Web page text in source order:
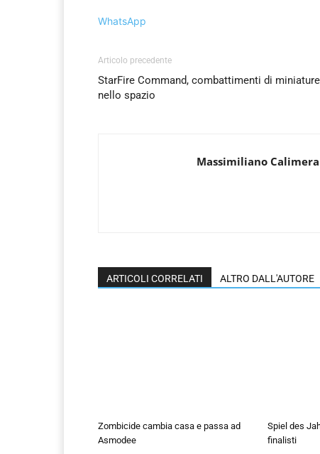
WhatsApp
Articolo precedente
StarFire Command, combattimenti di miniature
nello spazio
Massimiliano Calimera
ARTICOLI CORRELATI ALTRO DALL'AUTORE
Zombicide cambia casa e passa ad
Asmodee
Spiel des
finalisti